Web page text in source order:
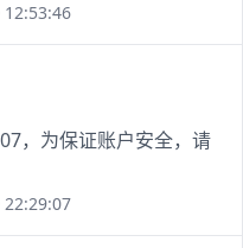
12:53:46
，为保证账户安全，请
22:29:07